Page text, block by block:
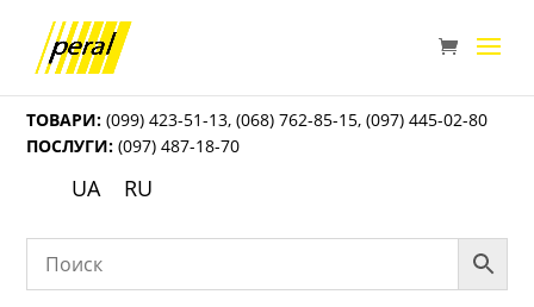
ТОВАРИ: (099) 423-51-13,(068) 762-85-15,(097) 445-02-80
ПОСЛУГИ: (097) 487-18-70
UA RU